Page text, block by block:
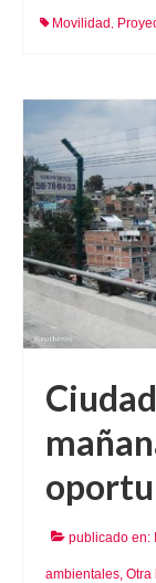
Movilidad
publicado en:
ambientales Otra